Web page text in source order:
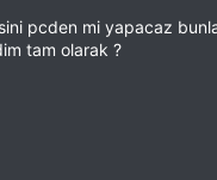
pcden mi yapacaz
tam olarak ?